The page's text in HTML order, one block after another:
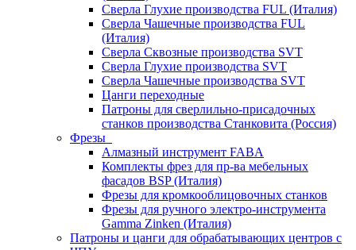
Сверла Глухие производства FUL (Италия)
Сверла Чашечные производства FUL
(Италия)
Сверла Сквозные производства SVT
Сверла Глухие производства SVT
Сверла Чашечные производства SVT
Цанги переходные
Патроны для сверлильно-присадочных
станков производства Станковита (Россия)
Фрезы
Алмазный инструмент FABA
Комплекты фрез для пр-ва мебельных
фасадов BSP (Италия)
Фрезы для кромкооблицовочных станков
Фрезы для ручного электро-инструмента
Gamma Zinken (Италия)
Патроны и цанги для обрабатывающих центров с